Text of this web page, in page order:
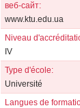
веб-сайт:
www.ktu.edu.ua
Niveau
IV
Type d'école:
Université
Langues de